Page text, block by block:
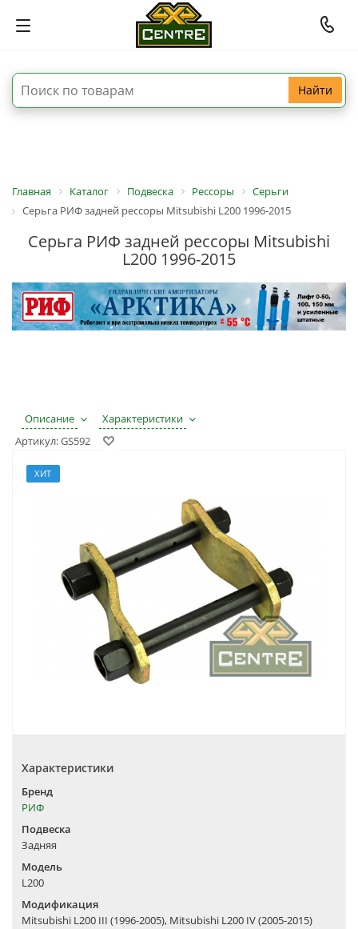
Найти
Главная Каталог Подвеска Рессоры
Серьги
Серьга РИФ задней рессоры Mitsubishi L200 1996-2015
Серьга РИФ задней рессоры Mitsubishi
L200 1996-2015
Описание
Характеристики
Артикул:GS592
ХИТ
Характеристики
Бренд
РИФ
Подвеска
Задняя
Модель
L200
Модификация
Mitsubishi L200 III (1996-2005), Mitsubishi L200 IV (2005-2015)